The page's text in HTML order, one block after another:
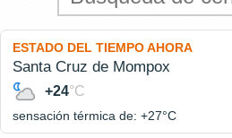
ESTADO DEL TIEMPO AHORA
Santa Cruz de Mompox
+24°C
sensación térmica de: +27°C